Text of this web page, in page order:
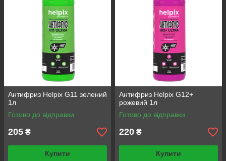
Антифриз Helpix G11 зелений
1л
Готово до відправки
205 ₴
Купити
Антифриз Helpix G12+
рожевий 1л
Готово до відправки
220 ₴
Купити